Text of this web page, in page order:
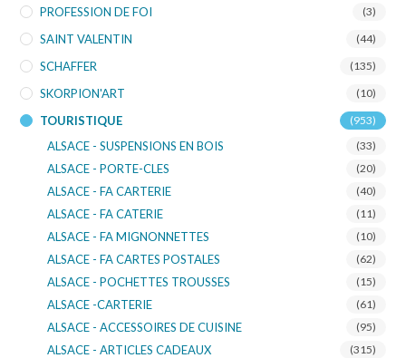
PROFESSION DE FOI (3)
SAINT VALENTIN (44)
SCHAFFER (135)
SKORPION'ART (10)
TOURISTIQUE (953)
ALSACE - SUSPENSIONS EN BOIS (33)
ALSACE - PORTE-CLES (20)
ALSACE - FA CARTERIE (40)
ALSACE - FA CATERIE (11)
ALSACE - FA MIGNONNETTES (10)
ALSACE - FA CARTES POSTALES (62)
ALSACE - POCHETTES TROUSSES (15)
ALSACE -CARTERIE (61)
ALSACE - ACCESSOIRES DE CUISINE (95)
ALSACE - ARTICLES CADEAUX (315)